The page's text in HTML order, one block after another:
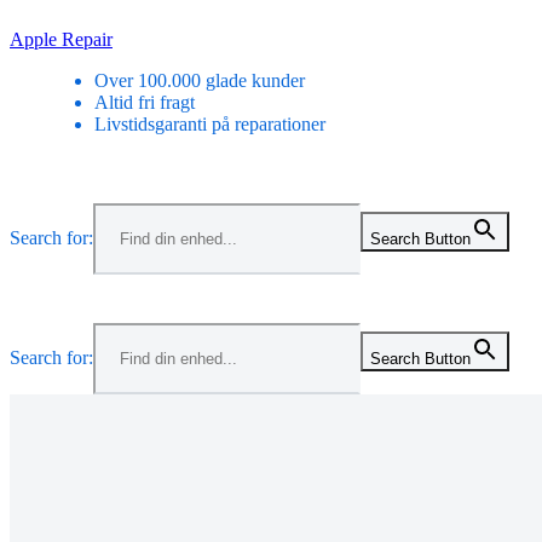
Skip
Apple Repair
Over 100.000 glade kunder
Altid fri fragt
Livstidsgaranti på reparationer
Search for: Search Button
Search for: Search Button